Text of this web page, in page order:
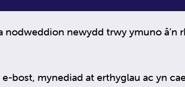
newydd trwy ymuno â’n
bost, mynediad at erthyglau ac yn